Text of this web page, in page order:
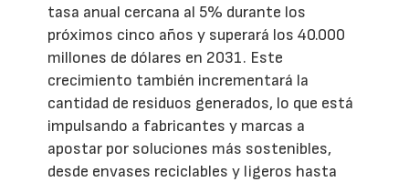
tasa anual cercana al 5% durante los
próximos cinco años y superará los 40.000
millones de dólares en 2031. Este
crecimiento también incrementará la
cantidad de residuos generados, lo que está
impulsando a fabricantes y marcas a
apostar por soluciones más sostenibles,
desde envases reciclables y ligeros hasta